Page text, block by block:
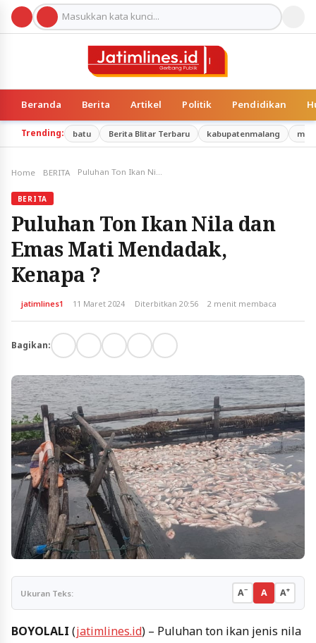
Beranda Berita Artikel Politik Pendidikan
Trending: batu Berita Blitar Terbaru kabupatenmalang
Home BERITA
BERITA
Puluhan Ton Ikan Nila dan
Emas Mati Mendadak,
Kenapa ?
jatimlines1 11 Maret 2024 Diterbitkan 20:56 2 menit membaca
Bagikan:
Ukuran Teks: A− A A+
BOYOLALI (jatimlines.id) – Puluhan ton ikan jenis nila